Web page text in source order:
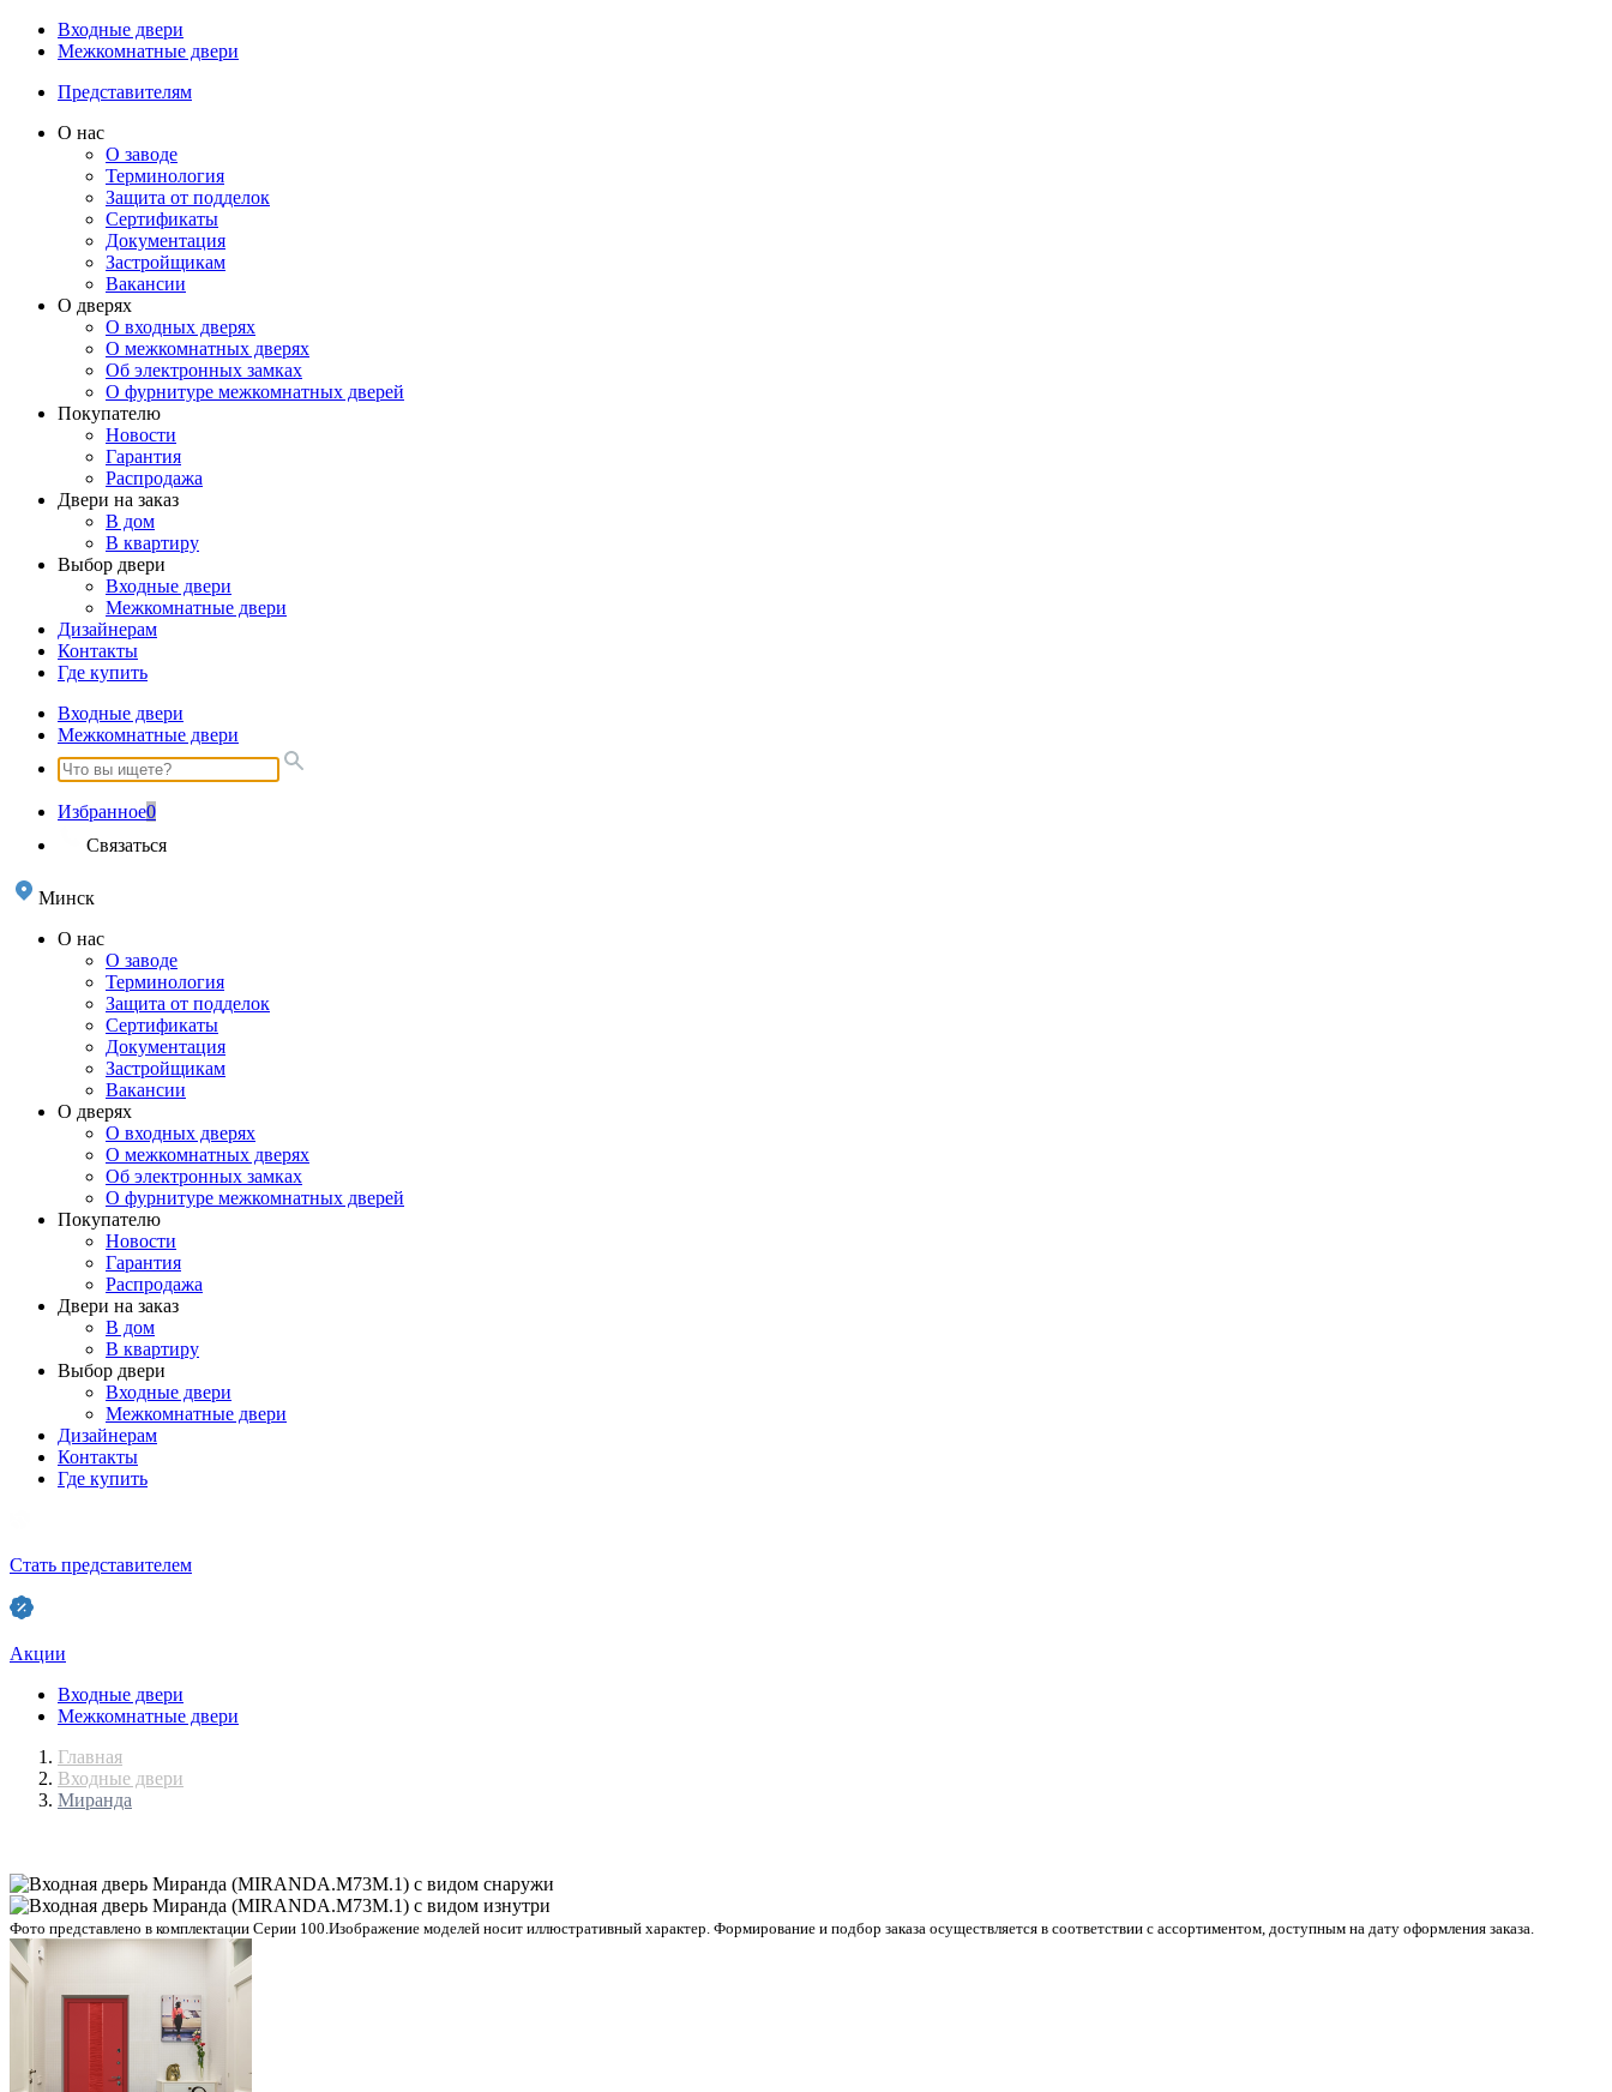
Входные двери
Межкомнатные двери
Представителям
О нас
О заводе
Терминология
Защита от подделок
Сертификаты
Документация
Застройщикам
Вакансии
О дверях
О входных дверях
О межкомнатных дверях
Об электронных замках
О фурнитуре межкомнатных дверей
Покупателю
Новости
Гарантия
Распродажа
Двери на заказ
В дом
В квартиру
Выбор двери
Входные двери
Межкомнатные двери
Дизайнерам
Контакты
Где купить
Входные двери
Межкомнатные двери
Избранное0
Связаться
Минск
О нас
О заводе
Терминология
Защита от подделок
Сертификаты
Документация
Застройщикам
Вакансии
О дверях
О входных дверях
О межкомнатных дверях
Об электронных замках
О фурнитуре межкомнатных дверей
Покупателю
Новости
Гарантия
Распродажа
Двери на заказ
В дом
В квартиру
Выбор двери
Входные двери
Межкомнатные двери
Дизайнерам
Контакты
Где купить
Стать представителем
Акции
Входные двери
Межкомнатные двери
Главная
Входные двери
Миранда
Фото представлено в комплектации Серии 100.Изображение моделей носит иллюстративный характер. Формирование и подбор заказа осуществляется в соответствии с ассортиментом, доступным на дату оформления заказа.